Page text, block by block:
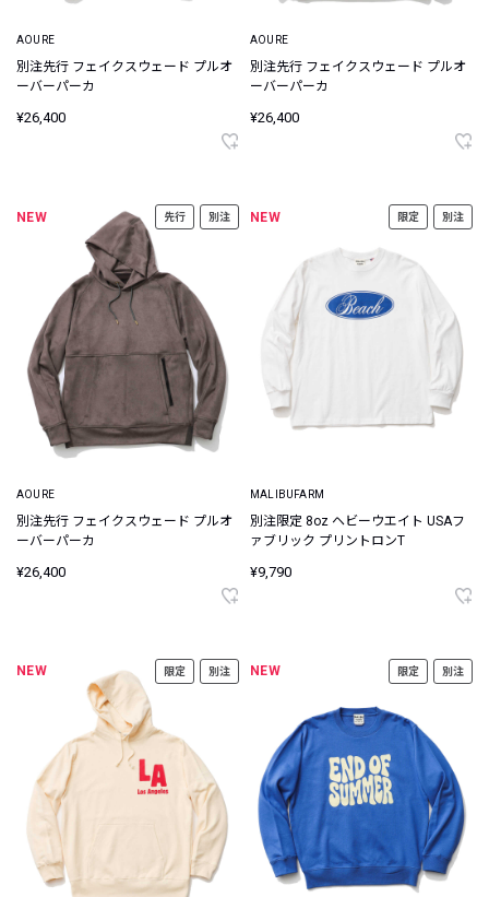
AOURE
別注先行 フェイクスウェード プルオ
ーバーパーカ
¥26,400
AOURE
別注先行 フェイクスウェード プルオ
ーバーパーカ
¥26,400
NEW 先行 別注
AOURE
別注先行 フェイクスウェード プルオ
ーバーパーカ
¥26,400
NEW 限定 別注
MALIBUFARM
別注限定 8oz ヘビーウエイト USAフ
ァブリック プリントロンT
¥9,790
NEW 限定 別注 NEW 限定 別注